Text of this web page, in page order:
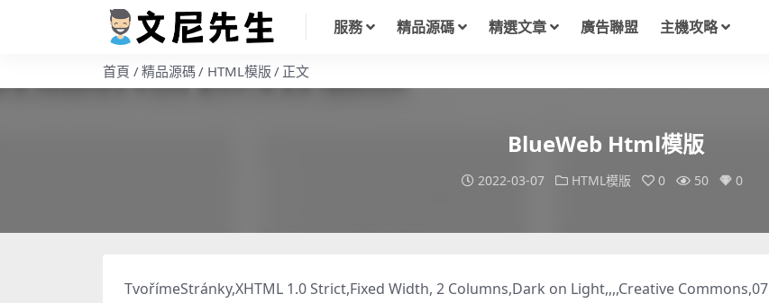
服務 精品源碼 精選文章 廣告聯盟 主機攻略
首頁 精品源碼 HTML模版 正文
BlueWeb Html模版
2022-03-07 HTML模版 0 50 0
TvořímeStránky,XHTML 1.0 Strict,Fixed Width, 2 Columns,Dark on Light,,,,Creative Commons,07